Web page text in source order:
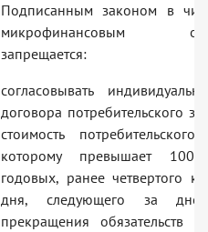
Подписанным законом в
микрофинансовым
запрещается:
согласовывать
договора потребительского
стоимость
которому превышает 100
годовых, ранее четвертого
дня, следующего за
прекращения обязательств